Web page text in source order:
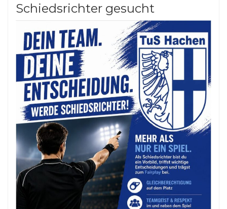
Schiedsrichter gesucht